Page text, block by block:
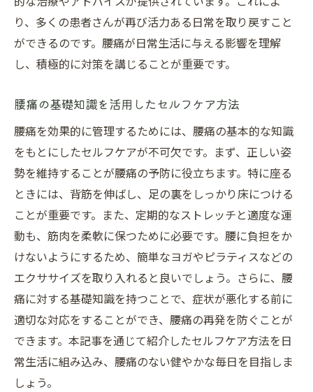
都城市と日南市で実践される先進治療
現地で受けられる最新治療法の実績
奏でる整骨院
り、多くの患者さんが再び活力ある日常を取り戻すこと
ができるのです。腰痛が日常生活に与える影響を理解
し、積極的に対策を講じることが重要です。
腰痛の基礎知識を活用したセルフケア方法
腰痛を効果的に管理するためには、腰痛の基本的な知識
をもとにしたセルフケアが不可欠です。まず、正しい姿
勢を維持することが腰痛の予防に役立ちます。特に座る
ときには、背筋を伸ばし、足の裏をしっかり床につける
ことが重要です。また、定期的なストレッチと適度な運
動も、筋肉を柔軟に保つために必要です。腰に負担をか
けないようにするため、簡単なヨガやピラティスなどの
エクササイズを取り入れると良いでしょう。さらに、腰
痛に対する基礎知識を持つことで、症状が悪化する前に
適切な対応をすることができ、腰痛の再発を防ぐことが
できます。本記事を通じて紹介したセルフケア方法を日
常生活に組み込み、腰痛のない健やかな毎日を目指しま
しょう。